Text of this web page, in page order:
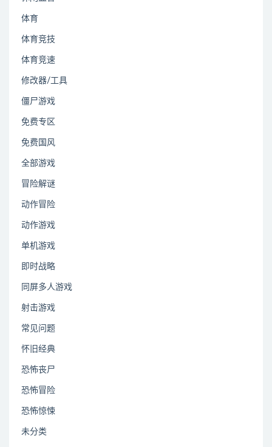
体育
体育竞技
体育竞速
修改器/工具
僵尸游戏
免费专区
免费国风
全部游戏
冒险解谜
动作冒险
动作游戏
单机游戏
即时战略
同屏多人游戏
射击游戏
常见问题
怀旧经典
恐怖丧尸
恐怖冒险
恐怖惊悚
未分类